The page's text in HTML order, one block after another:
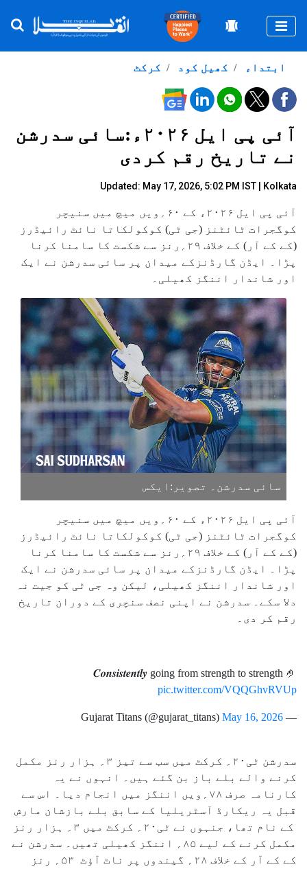
کرکٹ کھیل کود ابتداء
آئی پی ایل ۲۰۲۶ء:سائی سدرشن
نے تاریخ رقم کردی
Updated: May 17, 2026, 5:02 PM IST | Kolkata
آئی پی ایل ۲۰۲۶ء کے ۶۰؍ویں میچ میں سنیچر
کوگجرات ٹائٹنز (جی ٹی) کوکولکاتا نائٹ رائیڈرز
(کے کے آر) کے خلاف ۲۹؍رنز سے شکست کا سامنا کرنا
پڑا۔ ایڈن گارڈنزکے میدان پر سائی سدرشن نے ایک
اور شاندار اننگز کھیلی۔
سائی سدرشن۔ تصویر:ایکس
آئی پی ایل ۲۰۲۶ء کے ۶۰؍ویں میچ میں سنیچر
کوگجرات ٹائٹنز (جی ٹی) کوکولکاتا نائٹ رائیڈرز
(کے کے آر) کے خلاف ۲۹؍رنز سے شکست کا سامنا کرنا
پڑا۔ ایڈن گارڈنزکے میدان پر سائی سدرشن نے ایک
اور شاندار اننگز کھیلی، لیکن وہ جی ٹی کو جیت نہ
دلا سکے۔ سدرشن نے اپنی نصف سنچری کے دوران تاریخ
رقم کر دی۔
𝑪𝒐𝒏𝒔𝒊𝒔𝒕𝒆𝒏𝒕𝒍𝒚 going from strength to strength 🤌
pic.twitter.com/VQQGhvRVUp
— Gujarat Titans (@gujarat_titans)
May 16, 2026
سدرشن ٹی۲۰؍ کرکٹ میں سب سے تیز ۳؍ ہزار رنز مکمل
کرنے والے بلے باز بن گئے ہیں۔ انہوں نے یہ
کارنامہ صرف ۷۸؍ویں اننگز میں انجام دیا۔ اس سے
قبل یہ ریکارڈ آسٹریلیا کے سابق بلے بازشان مارش
کے نام تھا، جنہوں نے ٹی۲۰؍ کرکٹ میں ۳؍ ہزار رنز
مکمل کرنے کے لیے ۸۵؍ اننگز کھیلی تھیں۔ سدرشن نے
کے کے آر کے خلاف ۲۸؍ گیندوں پر ناٹ آؤٹ ۵۳؍ رنز